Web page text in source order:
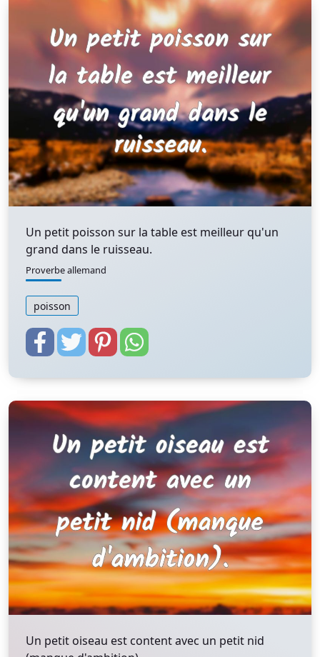
Un petit poisson sur la table est meilleur qu'un
grand dans le ruisseau.
Proverbe allemand
poisson
Un petit oiseau est content avec un petit nid